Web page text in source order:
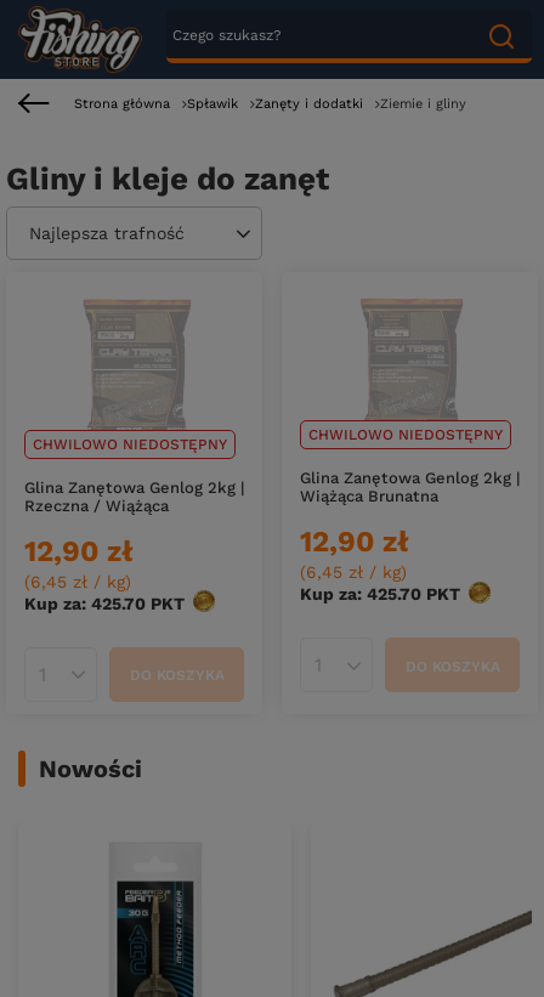
Strona główna Spławik Zanęty i dodatki Ziemie i gliny
Gliny i kleje do zanęt
Zmień sortowanie
Najlepsza trafność
CHWILOWO NIEDOSTĘPNY
Glina Zanętowa Genlog 2kg |
Rzeczna / Wiążąca
12,90 zł
(6,45 zł / kg)
Kup za: 425.70 PKT punktów
Ilość produktówDO KOSZYKA
CHWILOWO NIEDOSTĘPNY
Glina Zanętowa Genlog 2kg |
Wiążąca Brunatna
12,90 zł
(6,45 zł / kg)
Kup za: 425.70 PKT punktów
Ilość produktówDO KOSZYKA
Nowości